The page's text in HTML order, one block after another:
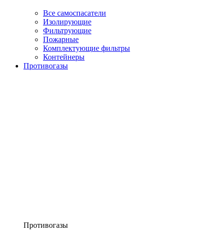
Все самоспасатели
Изолирующие
Фильтрующие
Пожарные
Комплектующие фильтры
Контейнеры
Противогазы
Противогазы